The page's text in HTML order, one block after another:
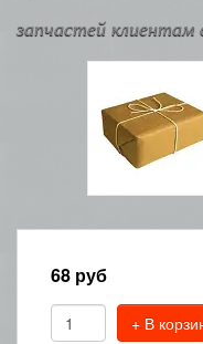
запчастей
68 руб
+ В